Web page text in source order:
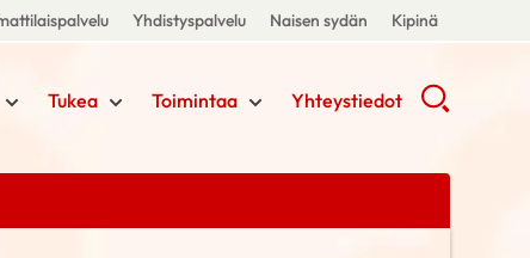
Yhdistyspalvelu Naisen sydän Kipinä
Tukea Toimintaa Yhteystiedot